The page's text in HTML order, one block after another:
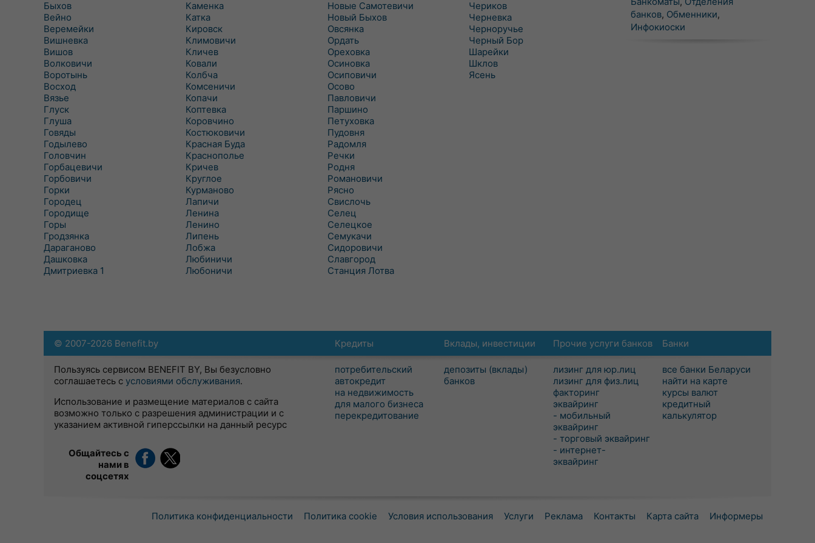
Быхов
Вейно
Веремейки
Вишневка
Вишов
Волковичи
Воротынь
Восход
Вязье
Глуск
Глуша
Говяды
Годылево
Головчин
Горбацевичи
Горбовичи
Горки
Городец
Городище
Горы
Гродзянка
Дараганово
Дашковка
Дмитриевка 1
Каменка
Катка
Кировск
Климовичи
Кличев
Ковали
Колбча
Комсеничи
Копачи
Коптевка
Коровчино
Костюковичи
Красная Буда
Краснополье
Кричев
Круглое
Курманово
Лапичи
Ленина
Ленино
Липень
Лобжа
Любиничи
Любоничи
Новые Самотевичи
Новый Быхов
Овсянка
Ордать
Ореховка
Осиновка
Осиповичи
Осово
Павловичи
Паршино
Петуховка
Пудовня
Радомля
Речки
Родня
Романовичи
Рясно
Свислочь
Селец
Селецкое
Семукачи
Сидоровичи
Славгород
Станция Лотва
Чериков
Черневка
Черноручье
Черный Бор
Шарейки
Шклов
Ясень
банков, Обменники,
Инфокиоски
Кредиты
потребительский
автокредит
на недвижимость
для малого бизнеса
перекредитование
Вклады, инвестиции
депозиты (вклады)
банков
Прочие услуги банков
лизинг для юр.лиц
лизинг для физ.лиц
факторинг
эквайринг
- мобильный
эквайринг
- торговый эквайринг
- интернет-
эквайринг
Банки
все банки Беларуси
найти на карте
курсы валют
кредитный
калькулятор
© 2007-2026 Benefit.by
Пользуясь сервисом BENEFIT BY, Вы безусловно
соглашаетесь с условиями обслуживания.
Использование и размещение материалов с сайта
возможно только с разрешения администрации и с
указанием активной гиперссылки на данный ресурс
Общайтесь с
нами в
соцсетях
Политика конфиденциальности Политика cookie Условия использования Услуги Реклама Контакты Карта сайта Информеры